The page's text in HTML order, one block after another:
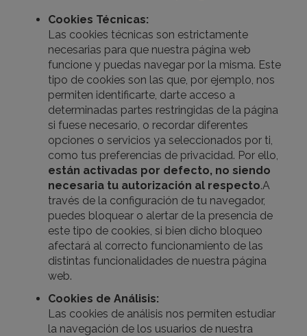
Cookies Técnicas:
Las cookies técnicas son estrictamente
necesarias para que nuestra página web
funcione y puedas navegar por la misma. Este
tipo de cookies son las que, por ejemplo, nos
permiten identificarte, darte acceso a
determinadas partes restringidas de la página
si fuese necesario, o recordar diferentes
opciones o servicios ya seleccionados por ti,
como tus preferencias de privacidad. Por ello,
están activadas por defecto, no siendo
necesaria tu autorización al respecto.A
través de la configuración de tu navegador,
puedes bloquear o alertar de la presencia de
este tipo de cookies, si bien dicho bloqueo
afectará al correcto funcionamiento de las
distintas funcionalidades de nuestra página
web.
Cookies de Análisis:
Las cookies de análisis nos permiten estudiar
la navegación de los usuarios de nuestra